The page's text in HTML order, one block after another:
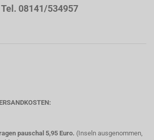
Tel. 08141/534957
pauschal 5,95 Euro. (Inseln ausgenommen,